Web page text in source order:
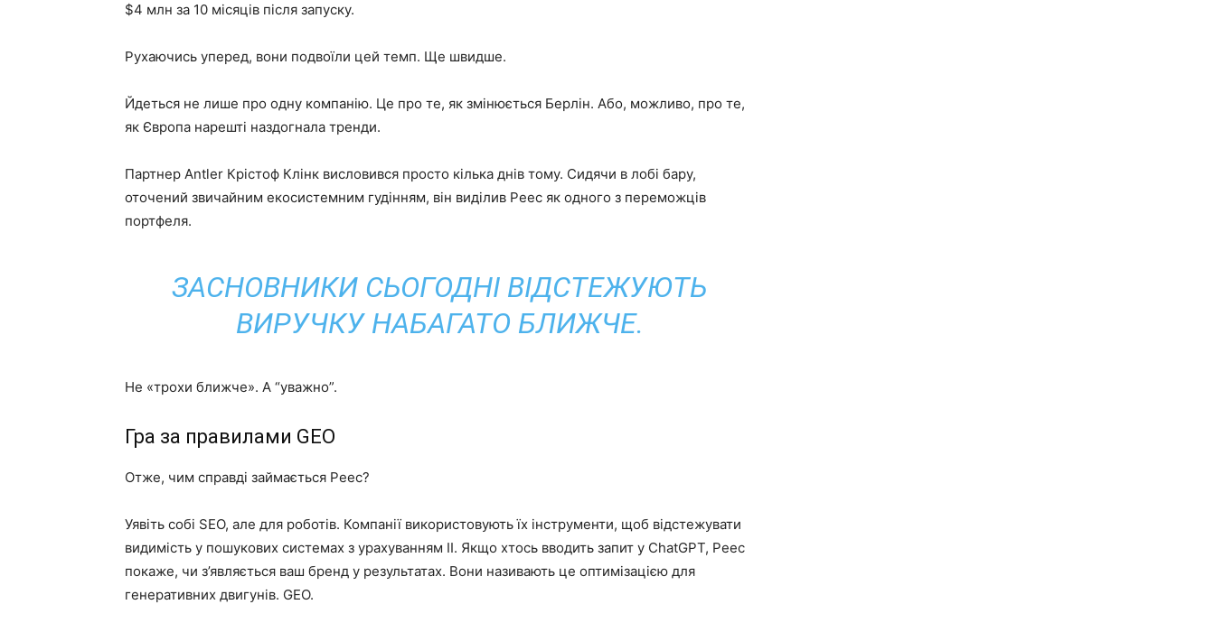
$4 млн за 10 місяців після запуску.
Рухаючись уперед, вони подвоїли цей темп. Ще швидше.
Йдеться не лише про одну компанію. Це про те, як змінюється Берлін. Або, можливо, про те,
як Європа нарешті наздогнала тренди.
Партнер Antler Крістоф Клінк висловився просто кілька днів тому. Сидячи в лобі бару,
оточений звичайним екосистемним гудінням, він виділив Peec як одного з переможців
портфеля.
ЗАСНОВНИКИ СЬОГОДНІ ВІДСТЕЖУЮТЬ
ВИРУЧКУ НАБАГАТО БЛИЖЧЕ.
Не «трохи ближче». А “уважно”.
Гра за правилами GEO
Отже, чим справді займається Peec?
Уявіть собі SEO, але для роботів. Компанії використовують їх інструменти, щоб відстежувати
видимість у пошукових системах з урахуванням ІІ. Якщо хтось вводить запит у ChatGPT, Peec
покаже, чи з’являється ваш бренд у результатах. Вони називають це оптимізацією для
генеративних двигунів. GEO.